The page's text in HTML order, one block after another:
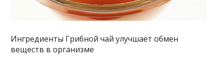
Ингредиенты Грибной чай улучшает обмен
веществ в организме